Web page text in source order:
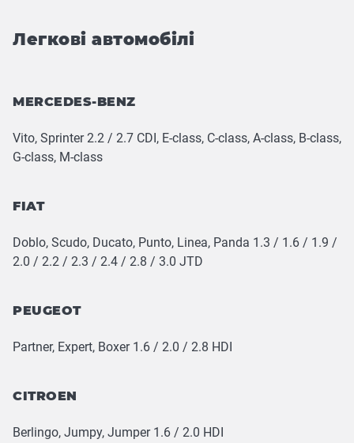
Легкові автомобілі
MERCEDES-BENZ
Vito, Sprinter 2.2 / 2.7 CDI, E-class, C-class, A-class, B-class,
G-class, M-class
FIAT
Doblo, Scudo, Ducato, Punto, Linea, Panda 1.3 / 1.6 / 1.9 /
2.0 / 2.2 / 2.3 / 2.4 / 2.8 / 3.0 JTD
PEUGEOT
Partner, Expert, Boxer 1.6 / 2.0 / 2.8 HDI
CITROEN
Berlingo, Jumpy, Jumper 1.6 / 2.0 HDI